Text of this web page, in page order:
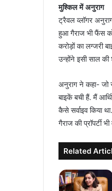
मुश्किल में अनुराग
ट्रैवल व्लॉगर
हुआ गैराज भी फैंस
करोड़ों का लग्जरी
उन्होंने इसी साल
अनुराग ने कहा- जो
बाइकें बची हैं. मैं
कैसे सर्वाइव किया
गैराज की प्रॉपर्टी
Related